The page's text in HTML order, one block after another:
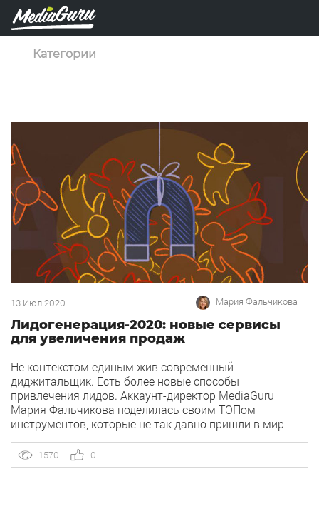
Категории
13 Июл 2020 Мария Фальчикова
Лидогенерация-2020: новые сервисы
для увеличения продаж
Не контекстом единым жив современный
диджитальщик. Есть более новые способы
привлечения лидов. Аккаунт-директор MediaGuru
Мария Фальчикова поделилась своим ТОПом
инструментов, которые не так давно пришли в мир
маркетологов. Fast Base Сервис Fast Base показывает
контакты посетителей сайта: имя; номер телефона;
1570 0